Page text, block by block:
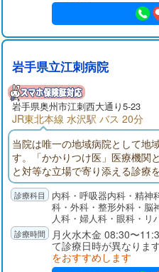
岩手県立江刺病院
岩手県奥州市江刺西大通り5-23
JR東北本線 水沢駅 バス 20分
当院は唯一の地域病院として地
す。「かかりつけ医」医療機関
と対等な立場で寄り添える診療
らずに何でも対応する」をモッ
き、近隣の病院、開業医等から
リハビリテーション・嚥下機
ております。また、積極的に在
往診、在宅・施設での看取りも
内科・呼吸器内科・精神
科・外科・整形外科・脳
人科・婦人科・眼科・リ
月火水木金 08:30〜
て診療日時が異なりま
をおすすめします